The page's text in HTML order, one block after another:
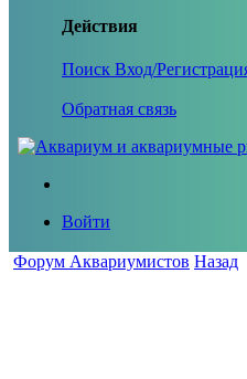
Действия
Поиск Вход/
Обратная связь
Войти
Форум Аквариумистов Назад